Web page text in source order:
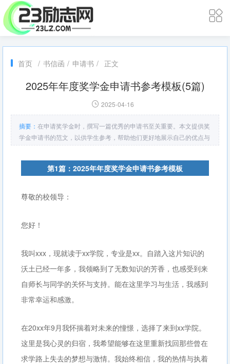
首页 / 书信函 / 申请书 / 正文
2025年年度奖学金申请书参考模板(5篇)
2025-04-16
摘要： 在申请奖学金时，撰写一篇优秀的申请书至关重要。本文提供奖
学金申请书的范文，以供学生参考，帮助他们更好地展示自己的优点与
潜力。
第1篇：2025年年度奖学金申请书参考模板
尊敬的校领导：
您好！
我叫xxx，现就读于xx学院，专业是xx。自踏入这片知识的
沃土已经一年多，我领略到了无数知识的芳香，也感受到来
自师长与同学的关怀与支持。能在这里学习与生活，我感到
非常幸运和感激。
在20xx年9月我怀揣着对未来的憧憬，选择了来到xx学院。
这里是我心灵的归宿，我希望能够在这里重新找回那些曾在
求学路上失去的梦想与激情。我始终相信，我的热情与执着